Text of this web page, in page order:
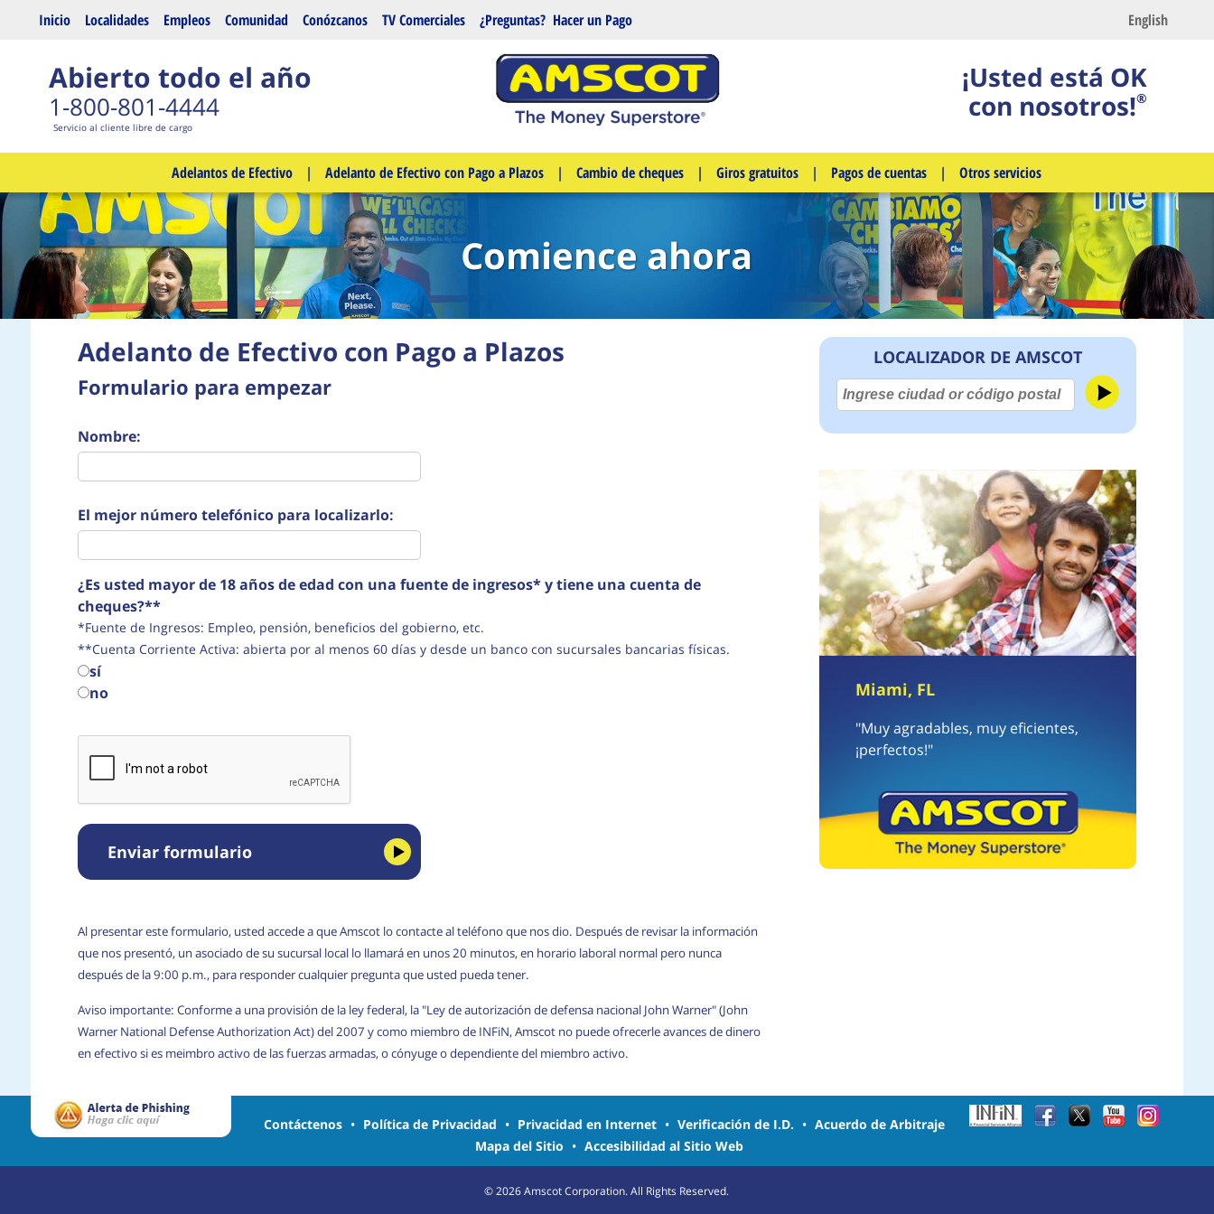
Saltar al contenido principal English
Inicio Localidades Empleos Comunidad Conózcanos TV Comerciales ¿Preguntas? Hacer un Pago
Abierto todo el año
1-800-801-4444
Servicio al cliente libre de cargo
¡Usted está OK
con nosotros!®
Adelantos de Efectivo | Adelanto de Efectivo con Pago a Plazos | Cambio de cheques | Giros gratuitos | Pagos de cuentas | Otros servicios
Comience ahora
Adelanto de Efectivo con Pago a Plazos
Formulario para empezar
Nombre:
El mejor número telefónico para localizarlo:
¿Es usted mayor de 18 años de edad con una fuente de ingresos* y tiene una cuenta de
cheques?**
*Fuente de Ingresos: Empleo, pensión, beneficios del gobierno, etc.
**Cuenta Corriente Activa: abierta por al menos 60 días y desde un banco con sucursales bancarias físicas.
sí
no
Enviar formulario
Al presentar este formulario, usted accede a que Amscot lo contacte al teléfono que nos dio. Después de revisar la información
que nos presentó, un asociado de su sucursal local lo llamará en unos 20 minutos, en horario laboral normal pero nunca
después de la 9:00 p.m., para responder cualquier pregunta que usted pueda tener.
Aviso importante: Conforme a una provisión de la ley federal, la "Ley de autorización de defensa nacional John Warner" (John
Warner National Defense Authorization Act) del 2007 y como miembro de INFiN, Amscot no puede ofrecerle avances de dinero
en efectivo si es meimbro activo de las fuerzas armadas, o cónyuge o dependiente del miembro activo.
LOCALIZADOR DE AMSCOT
Miami, FL
"Muy agradables, muy eficientes,
¡perfectos!"
Contáctenos • Política de Privacidad • Privacidad en Internet • Verificación de I.D. • Acuerdo de Arbitraje
Mapa del Sitio • Accesibilidad al Sitio Web
©2026Amscot Corporation. All Rights Reserved.